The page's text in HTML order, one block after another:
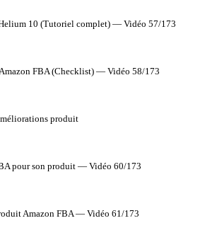
10 (Tutoriel complet) — Vidéo 57/173
FBA (Checklist) — Vidéo 58/173
produit
pour son produit — Vidéo 60/173
Amazon FBA — Vidéo 61/173